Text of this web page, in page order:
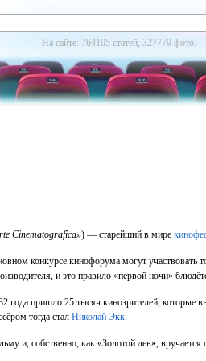
На сайте: 764105 статей, 327779 фото.
Cinematografica») — старейший в мире
конкурсе кинофорума могут
и это правило «первой ночи»
года пришло 25 тысяч кинозрителей,
тогда стал Николай Экк.
и, собственно, как «Золотой лев»,